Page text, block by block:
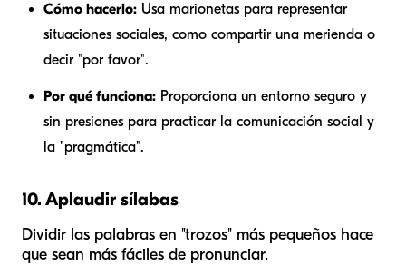
Cómo hacerlo: Usa marionetas para representar
situaciones sociales, como compartir una merienda o
decir "por favor".
Por qué funciona: Proporciona un entorno seguro y
sin presiones para practicar la comunicación social y
la "pragmática".
10. Aplaudir sílabas
Dividir las palabras en "trozos" más pequeños hace
que sean más fáciles de pronunciar.